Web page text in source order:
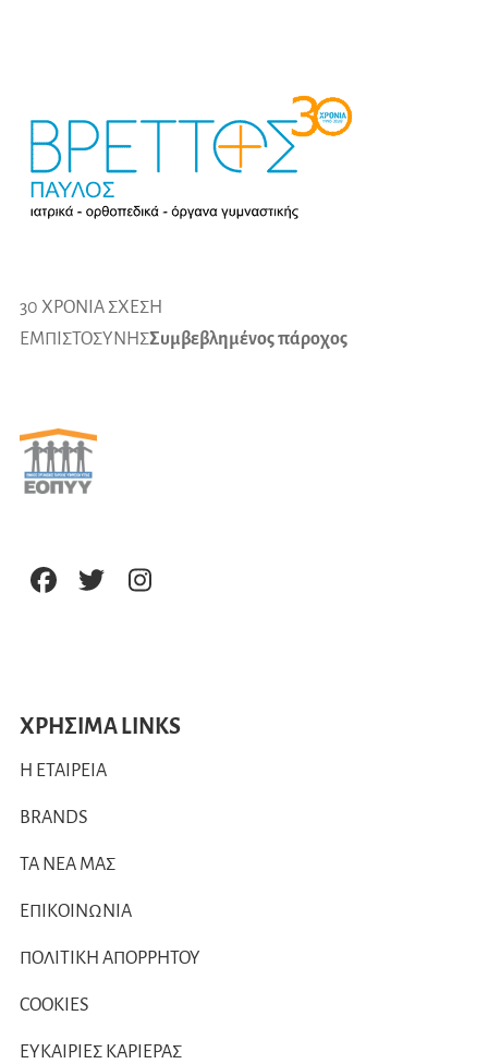
30 ΧΡΟΝΙΑ ΣΧΕΣΗ
ΕΜΠΙΣΤΟΣΥΝΗΣΣυμβεβλημένος πάροχος
ΧΡΗΣΙΜΑ LINKS
Η ΕΤΑΙΡΕΙΑ
BRANDS
ΤΑ ΝΕΑ ΜΑΣ
ΕΠΙΚΟΙΝΩΝΙΑ
ΠΟΛΙΤΙΚΗ ΑΠΟΡΡΗΤΟΥ
COOKIES
ΕΥΚΑΙΡΙΕΣ ΚΑΡΙΕΡΑΣ